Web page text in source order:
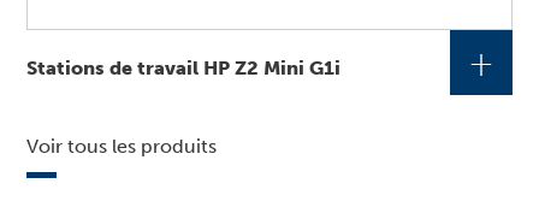
Stations de travail HP Z2 Mini G1i +
Voir tous les produits